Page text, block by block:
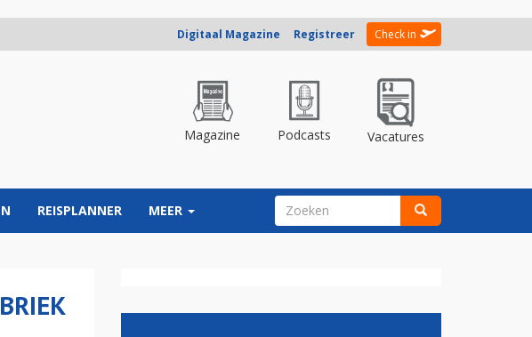
Digitaal Magazine Registreer Check in
Magazine Podcasts Vacatures
REISPLANNER MEER ZOEKVELD